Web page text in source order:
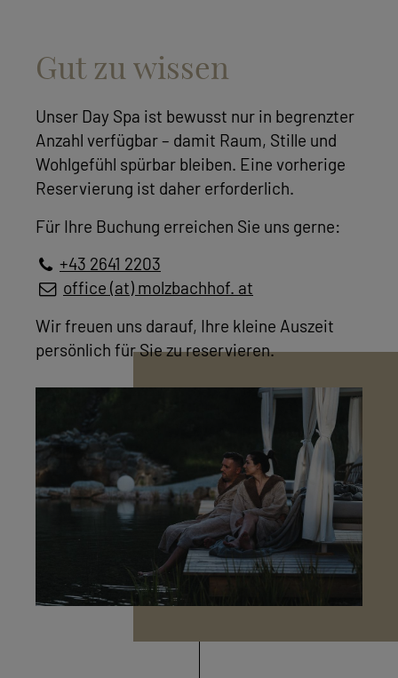
Gut zu wissen
Unser Day Spa ist bewusst nur in begrenzter
Anzahl verfügbar – damit Raum, Stille und
Wohlgefühl spürbar bleiben. Eine vorherige
Reservierung ist daher erforderlich.
Für Ihre Buchung erreichen Sie uns gerne:
+43 2641 2203
office (at) molzbachhof. at
Wir freuen uns darauf, Ihre kleine Auszeit
persönlich für Sie zu reservieren.